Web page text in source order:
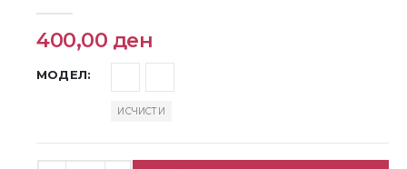
400,00 ден
МОДЕЛ
ИСЧИСТИ